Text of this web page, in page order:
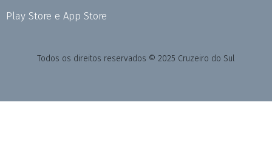
Play Store e App Store
Todos os direitos reservados © 2025 Cruzeiro do Sul